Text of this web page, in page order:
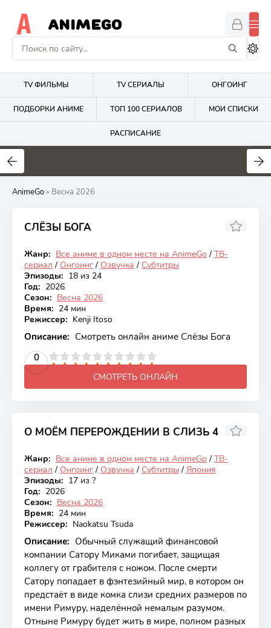
ANIMEGO
TV ФИЛЬМЫ TV СЕРИАЛЫ ОНГОИНГ
ПОДБОРКИ АНИМЕ ТОП 100 СЕРИАЛОВ МОИ СПИСКИ
РАСПИСАНИЕ
1.7
AnimeGo» Весна 2026
СЛЁЗЫ БОГА
Онгоинг
Жанр: Все аниме в одном месте на AnimeGo / ТВ-
сериал / Онгоинг / Озвучка / Субтитры
Эпизоды: 18 из 24
Год: 2026
Сезон: Весна 2026
Время: 24 мин
Режиссер: Kenji Itoso
Описание: Смотреть онлайн аниме Слёзы Бога
0
4 5 6 7 8 9 10
СМОТРЕТЬ ОНЛАЙН
О МОЁМ ПЕРЕРОЖДЕНИИ В СЛИЗЬ 4
Онгоинг
8.14
Жанр: Все аниме в одном месте на AnimeGo / ТВ-
сериал / Онгоинг / Озвучка / Субтитры / Япония
Эпизоды: 17 из ?
Год: 2026
Сезон: Весна 2026
Время: 24 мин
Режиссер: Naokatsu Tsuda
Описание: Обычный служащий финансовой
компании Сатору Миками погибает, защищая
коллегу от грабителя с ножом. После смерти
Сатору попадает в фэнтезийный мир, в котором он
предстаёт в виде комка слизи средних размеров по
имени Римуру, наделённой немалым разумом.
Отныне Римуру будет жить в мире, полном разных